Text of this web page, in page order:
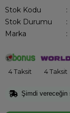
Stok Kodu
Stok Durumu :
Marka :
4 Taksit 4 Taksit
Şimdi vereceğin